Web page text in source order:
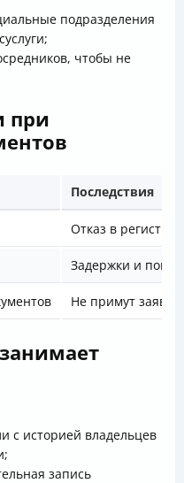
подразделения
чтобы не
при
Последствия
Отказ в
Задержки и
Не примут
с историей владельцев
запись